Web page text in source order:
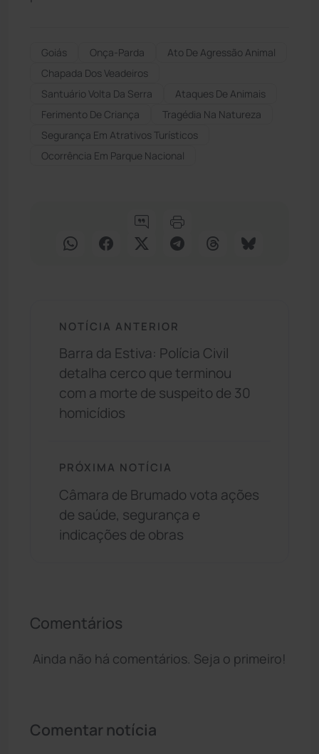
Goiás Onça-Parda
Ato De Agressão Animal
Chapada Dos Veadeiros
Santuário Volta Da Serra
Ataques De Animais
Ferimento De Criança
Tragédia Na Natureza
Segurança Em Atrativos Turísticos
Ocorrência Em Parque Nacional
NOTÍCIA ANTERIOR
Barra da Estiva: Polícia Civil
detalha cerco que terminou
com a morte de suspeito de 30
homicídios
PRÓXIMA NOTÍCIA
Câmara de Brumado vota ações
de saúde, segurança e
indicações de obras
Comentários
Ainda não há comentários. Seja o primeiro!
Comentar notícia